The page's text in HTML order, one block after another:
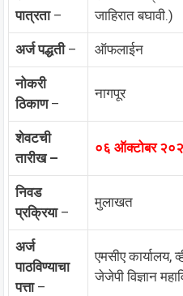
पात्रता–
जाहिरात बघावी.)
अर्ज पद्धती– ऑफलाईन
नोकरी
ठिकाण–
नागपूर
शेवटची
तारीख –
०६ ऑक्टोबर
निवड
प्रक्रिया–
मुलाखत
अर्ज
पाठविण्याचा
पत्ता–
एमसीए कार्यालय,
जेजेपी विज्ञान